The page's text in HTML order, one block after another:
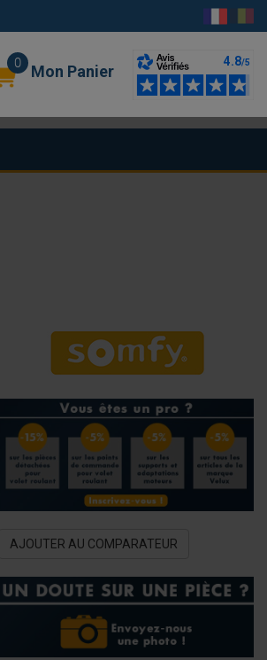
0 Mon Panier
AJOUTER AU COMPARATEUR